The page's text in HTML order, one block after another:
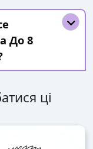
До 8
ці